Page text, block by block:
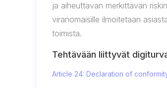
ja aiheuttavan merkittävän
viranomaisille ilmoitetaan
toimista.
Tehtävään liittyvät
Article 24: Declaration of